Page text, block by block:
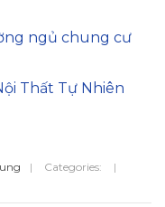
ngủ chung cư
Thất Tự Nhiên
| Categories:
|